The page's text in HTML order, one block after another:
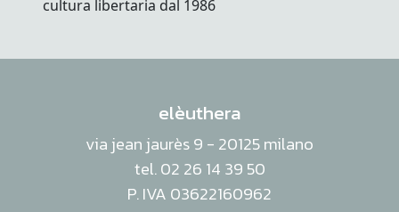
elèuthera
via jean jaurès 9 - 20125 milano
tel. 02 26 14 39 50
P. IVA 03622160962